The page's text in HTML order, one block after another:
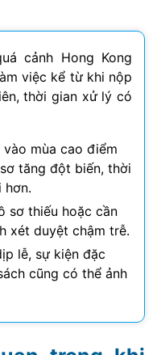
cảnh Hong Kong
việc kể từ khi nộp
thời gian xử lý có
mùa cao điểm
tăng đột biến, thời
hơn.
sơ thiếu hoặc cần
xét duyệt chậm trễ.
lễ, sự kiện đặc
cũng có thể ảnh